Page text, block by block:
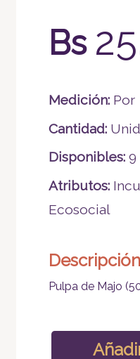
Bs
Medición: Por
Cantidad:
Disponibles: 9
Atributos:
Ecosocial
Pulpa de Majo